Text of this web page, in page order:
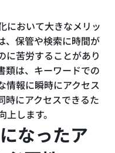
において大きなメリッ
、保管や検索に時間が
に苦労することがあり
類は、キーワードでの
情報に瞬時にアクセス
時にアクセスできるた
します。
なったア